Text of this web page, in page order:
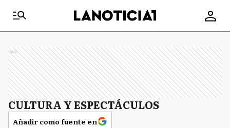
Ads
CULTURA Y ESPECTÁCULOS
Añadir como fuente en